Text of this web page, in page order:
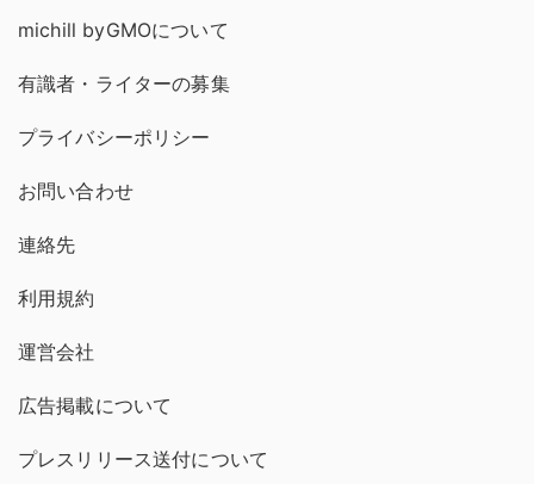
michill byGMOについて
有識者・ライターの募集
プライバシーポリシー
お問い合わせ
連絡先
利用規約
運営会社
広告掲載について
プレスリリース送付について